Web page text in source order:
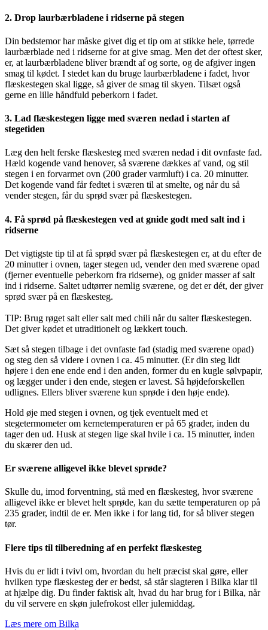
2. Drop laurbærbladene i ridserne på stegen
Din bedstemor har måske givet dig et tip om at stikke hele, tørrede
laurbærblade ned i ridserne for at give smag. Men det der oftest sker,
er, at laurbærbladene bliver brændt af og sorte, og de afgiver ingen
smag til kødet. I stedet kan du bruge laurbærbladene i fadet, hvor
flæskestegen skal ligge, så giver de smag til skyen. Tilsæt også
gerne en lille håndfuld peberkorn i fadet.
3. Lad flæskestegen ligge med sværen nedad i starten af
stegetiden
Læg den helt ferske flæskesteg med sværen nedad i dit ovnfaste fad.
Hæld kogende vand henover, så sværene dækkes af vand, og stil
stegen i en forvarmet ovn (200 grader varmluft) i ca. 20 minutter.
Det kogende vand får fedtet i sværen til at smelte, og når du så
vender stegen, får du sprød svær på flæskestegen.
4. Få sprød på flæskestegen ved at gnide godt med salt ind i
ridserne
Det vigtigste tip til at få sprød svær på flæskestegen er, at du efter de
20 minutter i ovnen, tager stegen ud, vender den med sværene opad
(fjerner eventuelle peberkorn fra ridserne), og gnider masser af salt
ind i ridserne. Saltet udtørrer nemlig sværene, og det er dét, der giver
sprød svær på en flæskesteg.
TIP: Brug røget salt eller salt med chili når du salter flæskestegen.
Det giver kødet et utraditionelt og lækkert touch.
Sæt så stegen tilbage i det ovnfaste fad (stadig med sværene opad)
og steg den så videre i ovnen i ca. 45 minutter. (Er din steg lidt
højere i den ene ende end i den anden, former du en kugle sølvpapir,
og lægger under i den ende, stegen er lavest. Så højdeforskellen
udlignes. Ellers bliver sværene kun sprøde i den høje ende).
Hold øje med stegen i ovnen, og tjek eventuelt med et
stegetermometer om kernetemperaturen er på 65 grader, inden du
tager den ud. Husk at stegen lige skal hvile i ca. 15 minutter, inden
du skærer den ud.
Er sværene alligevel ikke blevet sprøde?
Skulle du, imod forventning, stå med en flæskesteg, hvor sværene
alligevel ikke er blevet helt sprøde, kan du sætte temperaturen op på
235 grader, indtil de er. Men ikke i for lang tid, for så bliver stegen
tør.
Flere tips til tilberedning af en perfekt flæskesteg
Hvis du er lidt i tvivl om, hvordan du helt præcist skal gøre, eller
hvilken type flæskesteg der er bedst, så står slagteren i Bilka klar til
at hjælpe dig. Du finder faktisk alt, hvad du har brug for i Bilka, når
du vil servere en skøn julefrokost eller julemiddag.
Læs mere om Bilka